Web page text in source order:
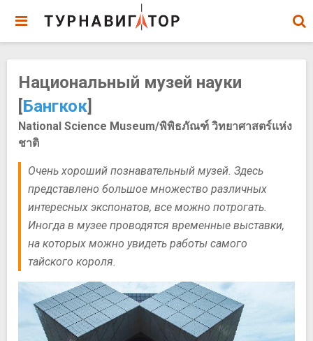
Национальный музей науки
[Бангкок]
National Science Museum/พิพิธภัณฑ์ วิทยาศาสตร์แห่ง
ชาติ
Очень хороший познавательный музей. Здесь
представлено большое множество различных
интересных экспонатов, все можно потрогать.
Иногда в музее проводятся временные выставки,
на которых можно увидеть работы самого
тайского короля.